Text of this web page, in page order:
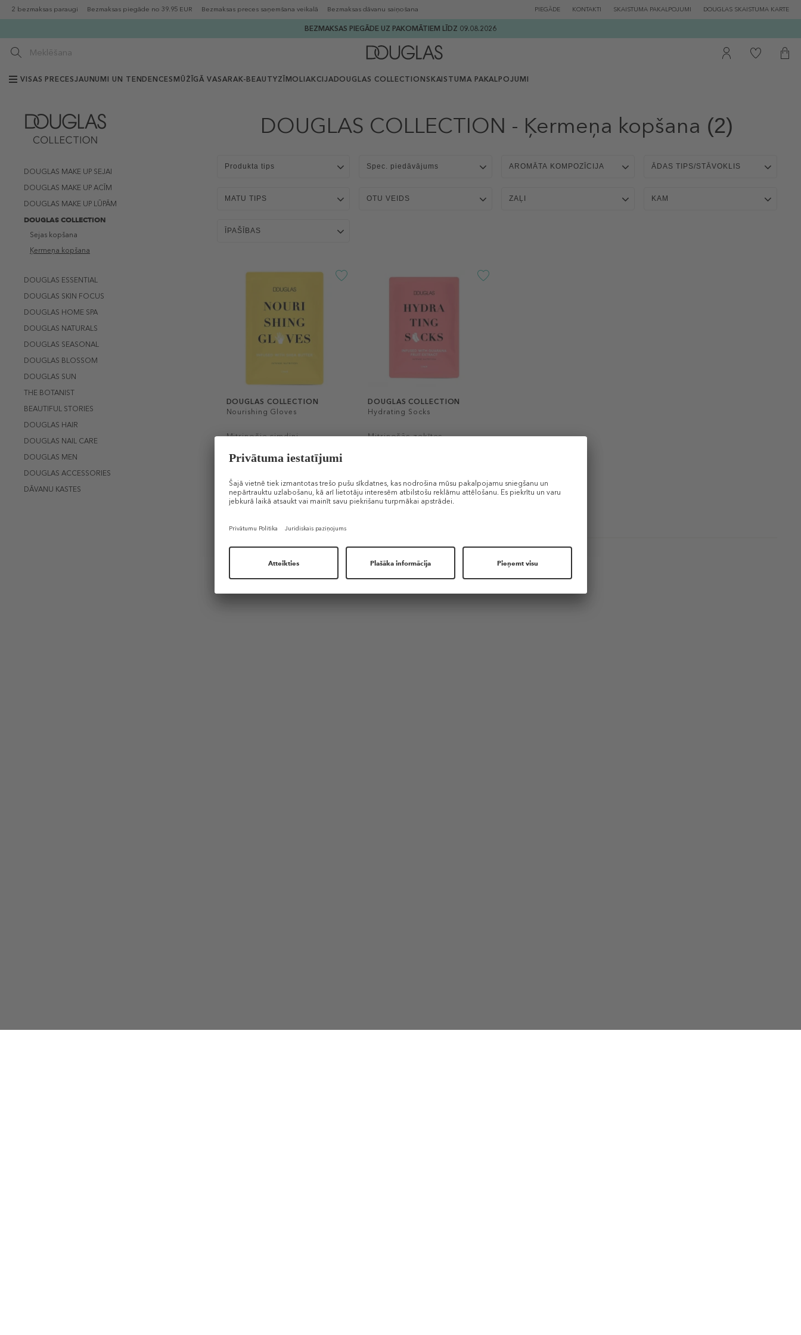
2 bezmaksas paraugi Bezmaksas piegāde no 39.95 EUR Bezmaksas preces saņemšana veikalā Bezmaksas dāvanu saiņošana PIEGĀDE KONTAKTI SKAISTUMA PAKALPOJUMI DOUGLAS SKAISTUMA KARTE
BEZMAKSAS PIEGĀDE UZ PAKOMĀTIEM LĪDZ 09.08.2026
VISAS PRECESJAUNUMI UN TENDENCES MŪŽĪGĀ VASARAK-BEAUTYZĪMOLIAKCIJADOUGLAS COLLECTION SKAISTUMA PAKALPOJUMI
DOUGLAS MAKE UP SEJAI
DOUGLAS MAKE UP ACĪM
DOUGLAS MAKE UP LŪPĀM
DOUGLAS COLLECTION
Sejas kopšana
Ķermeņa kopšana
DOUGLAS ESSENTIAL
DOUGLAS SKIN FOCUS
DOUGLAS HOME SPA
DOUGLAS NATURALS
DOUGLAS SEASONAL
DOUGLAS BLOSSOM
DOUGLAS SUN
THE BOTANIST
BEAUTIFUL STORIES
DOUGLAS HAIR
DOUGLAS NAIL CARE
DOUGLAS MEN
DOUGLAS ACCESSORIES
DĀVANU KASTES
DOUGLAS COLLECTION - Ķermeņa kopšana (2)
Produkta tips Spec. piedāvājums AROMĀTA KOMPOZĪCIJA ĀDAS TIPS/STĀVOKLIS
MATU TIPS OTU VEIDS ZAĻI KAM
ĪPAŠĪBAS
DOUGLAS COLLECTION
Nourishing Gloves
Mitrinošie cimdiņi
4,99 €
DĀVANA
DOUGLAS COLLECTION
Hydrating Socks
Mitrinošās zeķītes
DĀVANA